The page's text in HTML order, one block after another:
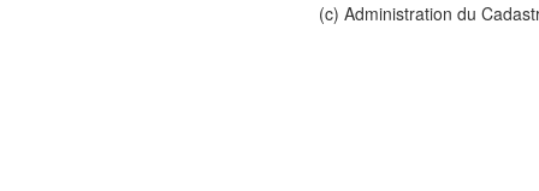
(c) Administration du